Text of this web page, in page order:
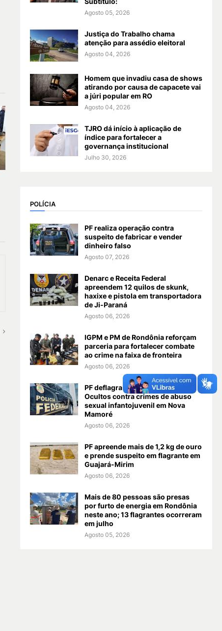
Agosto 05, 2026
Justiça do Trabalho chama
atenção para assédio eleitoral
Agosto 04, 2026
Homem que invadiu casa de shows
atirando por causa de capacete vai
a júri popular em RO
Agosto 04, 2026
TJRO dá início à aplicação de
índice para fortalecer a
governança institucional
Julho 30, 2026
POLÍCIA
PF realiza operação contra
suspeito de fabricar e vender
dinheiro falso
Agosto 07, 2026
Denarc e Receita Federal
apreendem 12 quilos de skunk,
haxixe e pistola em transportadora
de Ji-Paraná
Agosto 06, 2026
IGPM e PM de Rondônia reforçam
parceria para fortalecer combate
ao crime na faixa de fronteira
Agosto 06, 2026
PF deflagra Operação Rastros
Ocultos contra crimes de abuso
sexual infantojuvenil em Nova
Mamoré
Agosto 06, 2026
PF apreende mais de 1,2 kg de ouro
e prende suspeito em flagrante em
Guajará-Mirim
Agosto 06, 2026
Mais de 80 pessoas são presas
por furto de energia em Rondônia
neste ano; 13 flagrantes ocorreram
em julho
Agosto 05, 2026